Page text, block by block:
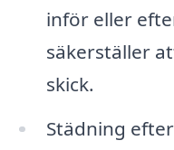
inför eller
säkerställer
skick.
Städning